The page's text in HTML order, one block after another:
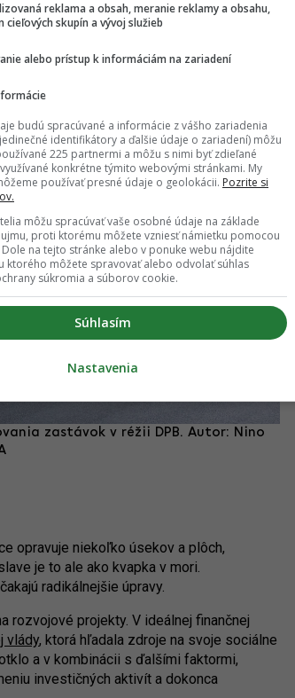
zastávok v réžii DPB. Autor: Nino
opravuje niekoľko úsekov a plôch,
je to ale ako kvapka v mori.
radikálnejšie úpravy.
rozvojové projekty. V ideálnej finančnej
vlády, ktorá hľadala zdroje na svoje sociálne
a v kombinácii s ďalšími faktormi,
investičných aktivít a dokonca
reklama a obsah, meranie reklamy a obsahu,
cieľových skupín a vývoj služieb
alebo prístup k informáciám na zariadení
budú spracúvané a informácie z vášho zariadenia
identifikátory a ďalšie údaje o zariadení) môžu
225 partnermi a môžu s nimi byť zdieľané
konkrétne týmito webovými stránkami. My
používať presné údaje o geolokácii. Pozrite si
môžu spracúvať vaše osobné údaje na základe
proti ktorému môžete vzniesť námietku pomocou
na tejto stránke alebo v ponuke webu nájdite
ktorého môžete spravovať alebo odvolať súhlas
súkromia a súborov cookie.
Súhlasím
Nastavenia